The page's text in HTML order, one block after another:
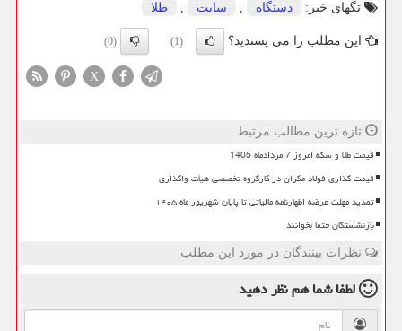
تگهای خبر:
دستگاه , سایت , طلا
این مطلب را می پسندید؟ (1)
(0)
X
تازه ترین مطالب مرتبط
قیمت طلا و سکه امروز 7 مردادماه 1405
قیمت گذاری فولاد مکران در کارگروه تخصصی هیأت واگذاری
تمدید مهلت عرضه اظهارنامه مالیاتی تا پایان شهریور ماه ۱۴۰۵
بازنشستگان حتما بخوانند
نظرات بینندگان در مورد این مطلب
لطفا شما همنظر دهید